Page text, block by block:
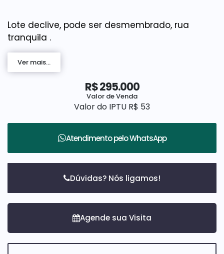
Lote declive, pode ser desmembrado, rua
tranquila .
Bairro próximo ao Parque Ecológico do Mirim, a
8 minutos do centro da cidade .
Agende já sua visita, nós da Elo Forte Imóveis
estamos a disposição para atendê-los
Ver mais...
R$295.000
Valor de Venda
Valor do IPTU R$ 53
Atendimento peloWhatsApp
Dúvidas? Nós ligamos!